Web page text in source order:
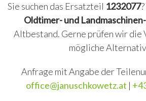
Sie suchen das Ersatzteil 1232077
Oldtimer- und
Altbestand. Gerne prüfen wir die
mögliche
Anfrage mit Angabe der
office@januschkowetz.at |